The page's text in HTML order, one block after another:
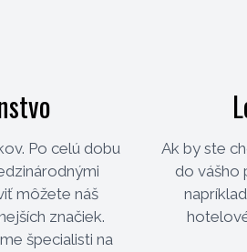
Po celú dobu
môžete náš
značiek.
špecialisti na
Ak by ste
do vášho